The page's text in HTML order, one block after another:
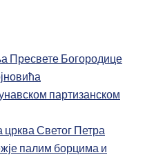
Пресвете Богородице
партизанском
црква Светог Петра
палим борцима и